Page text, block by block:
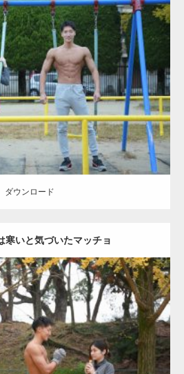
2021.07.6
その他 AKIHITO(細マッチョ) 腹筋 大胸筋
ダウンロード
寒いと気づいたマッチョ
Update: 2021.07.8
その他 AKIHITO(細マッチョ) 上腕三頭筋
肩